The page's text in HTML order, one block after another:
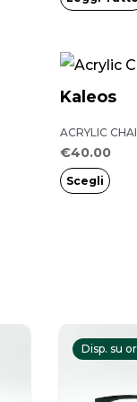
Kaleos
ACRYLIC
€40.00
Scegli
Questo
prodotto
più
varianti.
Le
pagina
Disp. su